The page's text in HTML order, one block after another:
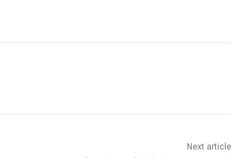
Next article